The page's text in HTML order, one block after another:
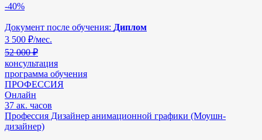
-40%
Документ после обучения: Диплом
3 500 ₽/мес.
52 000 ₽
консультация
программа обучения
ПРОФЕССИЯ
Онлайн
37 ак. часов
Профессия Дизайнер анимационной графики (Моушн-
дизайнер)